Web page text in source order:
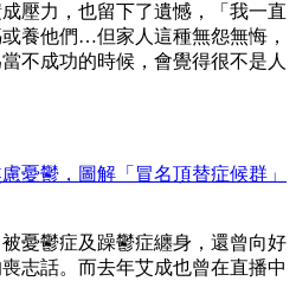
壓力，也留下了遺憾，「我一直
養他們…但家人這種無怨無悔，
不成功的時候，會覺得很不是人
憂鬱，圖解「冒名頂替症候群」
憂鬱症及躁鬱症纏身，還曾向好
志話。而去年艾成也曾在直播中